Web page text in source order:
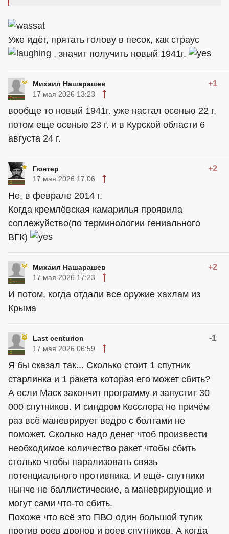
Уже идёт, прятать голову в песок, как страус
, значит получить новый 1941г.
Михаил Нашарашев +1
17 мая 2026 13:23
вообще то новый 1941г. уже настал осенью 22 г,
потом еще осенью 23 г. и в Курской области 6
августа 24 г.
Гюнтер +2
17 мая 2026 17:06
Не, в феврале 2014 г.
Когда кремлёвская камарилья проявила
соплежуйство(по терминологии гениального
ВГК)
Михаил Нашарашев +2
17 мая 2026 17:23
И потом, когда отдали все оружие хахлам из
Крыма
Last centurion -1
17 мая 2026 06:59
Я бы сказал так... Сколько стоит 1 спутник
старлинка и 1 ракета которая его может сбить?
А если Маск закончит программу и запустит 30
000 спутников. И синдром Кесслера не причём
раз всё маневрирует ведро с болтами не
поможет. Сколько надо денег чтоб произвести
необходимое количество ракет чтобы сбить
столько чтобы парализовать связь
потенциального противника. И ещё- спутники
нынче не баллистические, а маневрирующие и
могут сами что-то сбить.
Похоже что всё это ПВО один большой тупик
против роев дронов и роев спутников. А когда